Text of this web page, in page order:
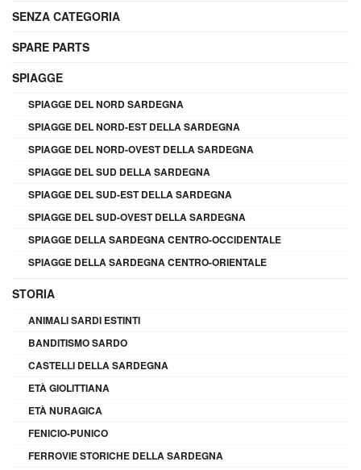
SENZA CATEGORIA
SPARE PARTS
SPIAGGE
SPIAGGE DEL NORD SARDEGNA
SPIAGGE DEL NORD-EST DELLA SARDEGNA
SPIAGGE DEL NORD-OVEST DELLA SARDEGNA
SPIAGGE DEL SUD DELLA SARDEGNA
SPIAGGE DEL SUD-EST DELLA SARDEGNA
SPIAGGE DEL SUD-OVEST DELLA SARDEGNA
SPIAGGE DELLA SARDEGNA CENTRO-OCCIDENTALE
SPIAGGE DELLA SARDEGNA CENTRO-ORIENTALE
STORIA
ANIMALI SARDI ESTINTI
BANDITISMO SARDO
CASTELLI DELLA SARDEGNA
ETÀ GIOLITTIANA
ETÀ NURAGICA
FENICIO-PUNICO
FERROVIE STORICHE DELLA SARDEGNA